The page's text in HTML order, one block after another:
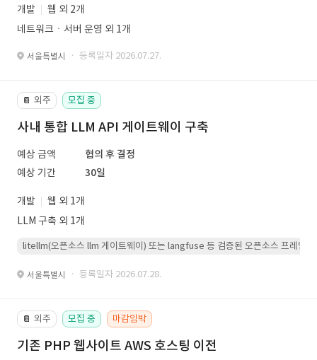
개발
웹 외 2개
네트워크ㆍ서버 운영 외 1개
서울특별시 · 등록일자 2026.07.27.
📔 외주 모집 중
사내 통합 LLM API 게이트웨이 구축
예상 금액
협의 후 결정
예상 기간
30일
개발
웹 외 1개
LLM 구축 외 1개
litellm(오픈소스 llm 게이트웨이) 또는 langfuse 등 검증된 오픈소스 프레임워
서울특별시 · 등록일자 2026.07.28.
📔 외주 모집 중 마감임박
기존 PHP 웹사이트 AWS 호스팅 이전